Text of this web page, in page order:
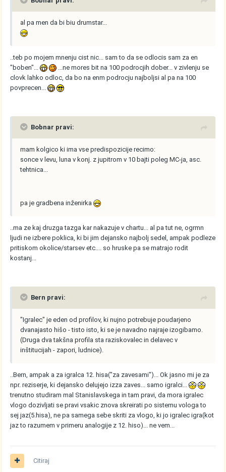
al pa men da bi biu drumstar...
..teb po mojem mnenju cist nic... sam to da se odlocis sam za en
"boben"...
...ne mores bit na 100 podrocjih dober... v zivlenju se
clovk lahko odloc, da bo na enm podrocju najboljsi al pa na 100
povprecen...
Bobnar pravi:
mam kolgico ki ima vse predispozicije recimo:
sonce v levu, luna v konj. z jupitrom v 10 bajti poleg MC-ja, asc.
tehtnica...
pa je gradbena inženirka
..ma ze kaj druzga tazga kar nakazuje v chartu... al pa tut ne, ogrmn
ljudi ne izbere poklica, ki bi jim dejansko najbolj sedel, ampak podleze
pritiskom okolice/starsev etc.... so hruske pa se matrajo rodit
kostanj...
Bern pravi:
"Igralec" je eden od profilov, ki nujno potrebuje poudarjeno
dvanajasto hišo - tisto isto, ki se je navadno najraje izogibamo.
(Druga dva takšna profila sta raziskovalec in delavec v
inštitucijah - zapori, ludnice).
..Bern, ampak a za igralca 12. hisa("za zavesami")... Ok jasno mi je za
npr. reziserje, ki dejansko delujejo izza zaves... samo igralci...
trenutno studiram mal Stanislavskega in tam pravi, da mora igralec
vlogo dozivljati se pravi vsakic znova skreirati po sistemu vologa to
sej jaz(5.hisa), ne pa samega sebe skriti za vlogo, ki jo igralec igra(kot
jaz to razumem v primeru analogije z 12. hiso)... ne vem...
Citiraj